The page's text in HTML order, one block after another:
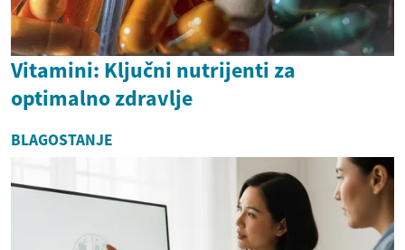
Vitamini: Ključni nutrijenti za
optimalno zdravlje
BLAGOSTANJE